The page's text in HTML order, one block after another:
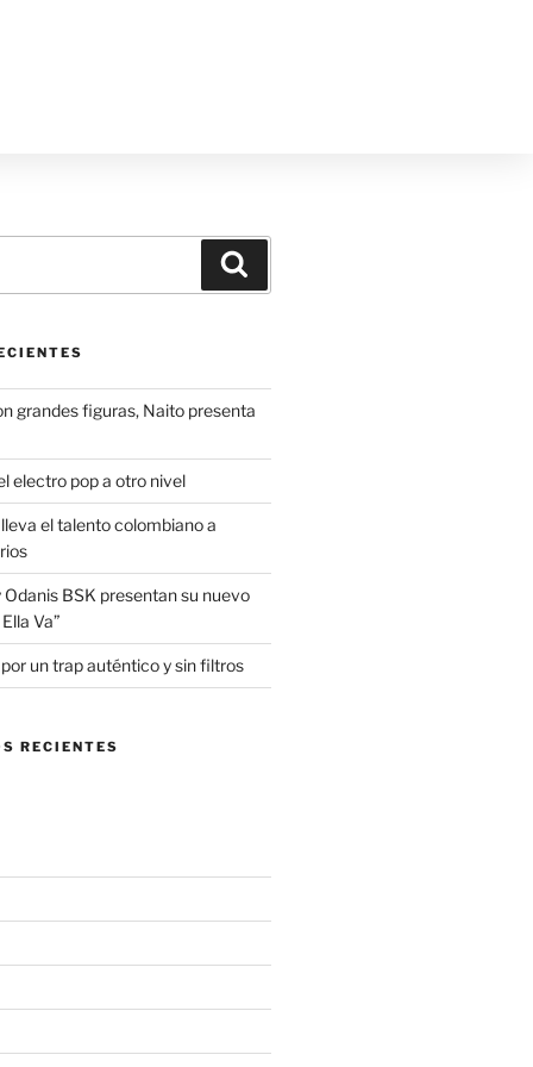
grandes figuras, Naito presenta
electro pop a otro nivel
el talento colombiano a
BSK presentan su nuevo
Va”
un trap auténtico y sin filtros
RECIENTES